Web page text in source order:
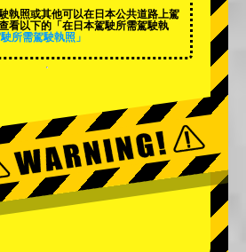
執照或其他可以在日本公共道路上駕
看以下的「在日本駕駛所需駕駛執
所需駕駛執照」